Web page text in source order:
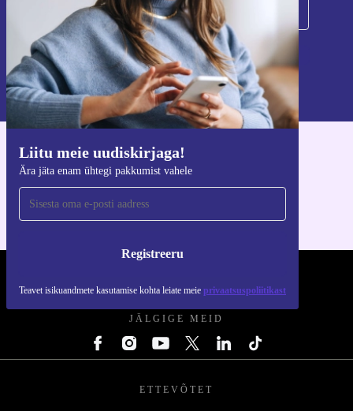
Liitu meie uudiskirjaga!
Ära jäta enam ühtegi pakkumist vahele
Registreeru
Teavet isikuandmete kasutamise kohta leiate meie privaatsuspoliitikast
Registreeru
Teavet isikuandmete kasutamise kohta leiate meie
privaatsuspoliitikast.
Hangi refurbed rakendus
iOS-i ja Androidi jaoks
JÄLGIGE MEID
ETTEVÕTET